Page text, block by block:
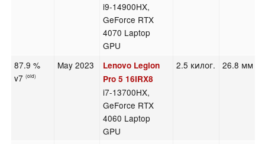
i9-14900HX,
GeForce RTX
4070 Laptop
GPU
87.9 %
v7(old)
May 2023
Lenovo Legion
Pro 5 16IRX8
i7-13700HX,
GeForce RTX
4060 Laptop
GPU
2.5 килог. 26.8 мм